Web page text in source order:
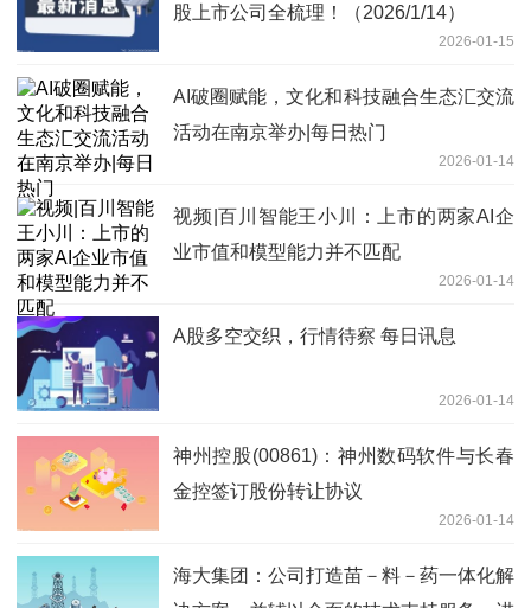
股上市公司全梳理！（2026/1/14）
2026-01-15
AI破圈赋能，文化和科技融合生态汇交流
活动在南京举办|每日热门
2026-01-14
视频|百川智能王小川：上市的两家AI企
业市值和模型能力并不匹配
2026-01-14
A股多空交织，行情待察 每日讯息
2026-01-14
神州控股(00861)：神州数码软件与长春
金控签订股份转让协议
2026-01-14
海大集团：公司打造苗－料－药一体化解